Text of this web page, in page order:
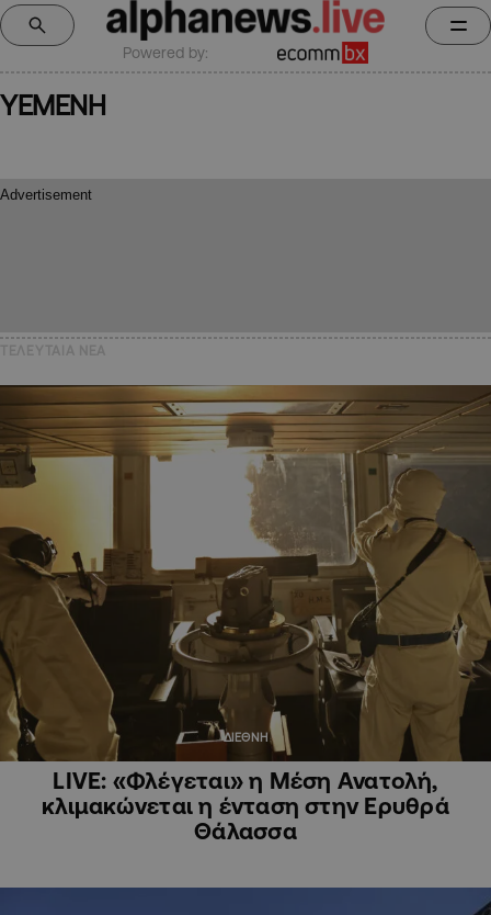
Powered by:
YEMENH
ΔΙΕΘΝΗ
LIVE: «Φλέγεται» η Μέση Ανατολή,
κλιμακώνεται η ένταση στην Ερυθρά
Θάλασσα